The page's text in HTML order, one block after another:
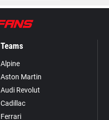
Teams
Alpine
Aston Martin
Audi Revolut
Cadillac
Ferrari